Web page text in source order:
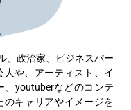
、政治家、ビジネスパー
人や、アーティスト、イ
、youtuberなどのコンテ
のキャリアやイメージを